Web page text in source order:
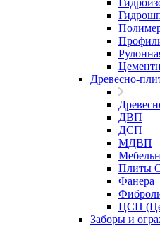
Древесно-
ДВП
ДСП
МДВП
Плиты
Фанера
ЦСП
Заборы и